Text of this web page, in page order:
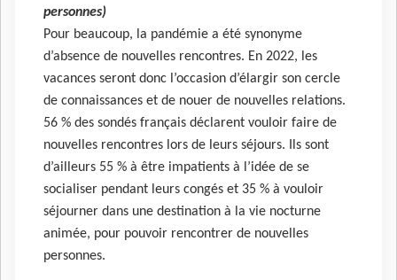
personnes)
Pour beaucoup, la pandémie a été synonyme
d’absence de nouvelles rencontres. En 2022, les
vacances seront donc l’occasion d’élargir son cercle
de connaissances et de nouer de nouvelles relations.
56 % des sondés français déclarent vouloir faire de
nouvelles rencontres lors de leurs séjours. Ils sont
d’ailleurs 55 % à être impatients à l’idée de se
socialiser pendant leurs congés et 35 % à vouloir
séjourner dans une destination à la vie nocturne
animée, pour pouvoir rencontrer de nouvelles
personnes.